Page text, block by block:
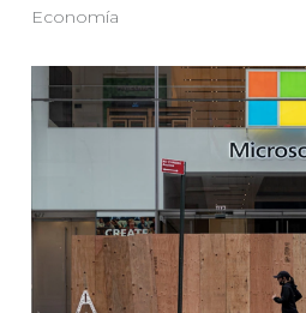
Economía